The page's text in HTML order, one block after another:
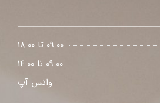
09:00 تا 18:00
09:00 تا 14:00
واتس آپ